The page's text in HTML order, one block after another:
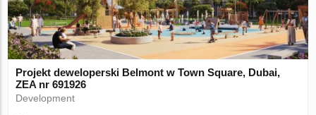
Projekt deweloperski Belmont w Town Square, Dubai,
ZEA nr 691926
Development